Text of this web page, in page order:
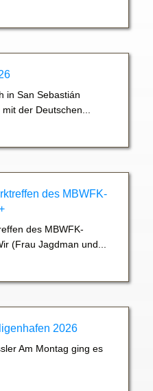
in San Sebastián
der Deutschen...
des MBWFK-
des MBWFK-
(Frau Jagdman und...
2026
Am Montag ging es